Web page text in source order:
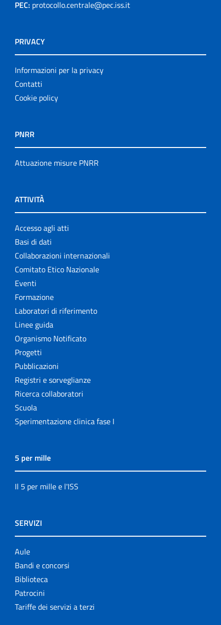
PEC: protocollo.centrale@pec.iss.it
PRIVACY
Informazioni per la privacy
Contatti
Cookie policy
PNRR
Attuazione misure PNRR
ATTIVITÀ
Accesso agli atti
Basi di dati
Collaborazioni internazionali
Comitato Etico Nazionale
Eventi
Formazione
Laboratori di riferimento
Linee guida
Organismo Notificato
Progetti
Pubblicazioni
Registri e sorveglianze
Ricerca collaboratori
Scuola
Sperimentazione clinica fase I
5 per mille
Il 5 per mille e l'ISS
SERVIZI
Aule
Bandi e concorsi
Biblioteca
Patrocini
Tariffe dei servizi a terzi